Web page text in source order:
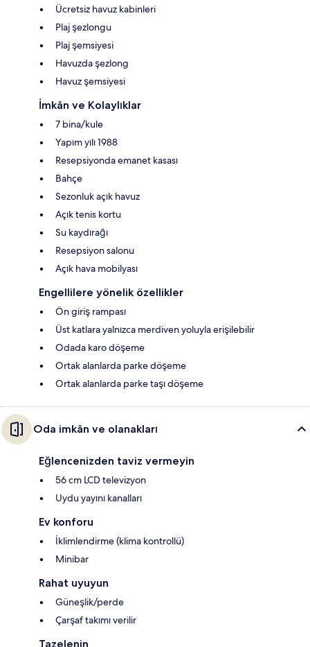
Ücretsiz havuz kabinleri
Plaj şezlongu
Plaj şemsiyesi
Havuzda şezlong
Havuz şemsiyesi
İmkân ve Kolaylıklar
7 bina/kule
Yapım yılı 1988
Resepsiyonda emanet kasası
Bahçe
Sezonluk açık havuz
Açık tenis kortu
Su kaydırağı
Resepsiyon salonu
Açık hava mobilyası
Engellilere yönelik özellikler
Ön giriş rampası
Üst katlara yalnızca merdiven yoluyla erişilebilir
Odada karo döşeme
Ortak alanlarda parke döşeme
Ortak alanlarda parke taşı döşeme
Oda imkân ve olanakları
Eğlencenizden taviz vermeyin
56 cm LCD televizyon
Uydu yayını kanalları
Ev konforu
İklimlendirme (klima kontrollü)
Minibar
Rahat uyuyun
Güneşlik/perde
Çarşaf takımı verilir
Tazelenin